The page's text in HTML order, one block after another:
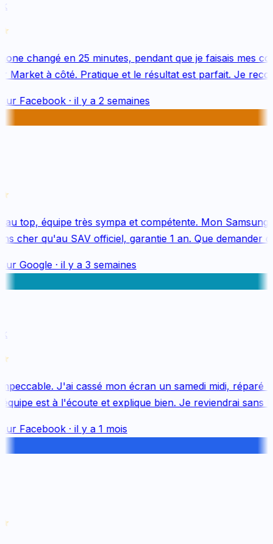
changé en 25 minutes, pendant que je faisais mes
à côté. Pratique et le résultat est parfait. Je
Facebook· il y a 2 semaines
top, équipe très sympa et compétente. Mon Samsung
cher qu'au SAV officiel, garantie 1 an. Que demander de
Google· il y a 3 semaines
J'ai cassé mon écran un samedi midi, réparé le
est à l'écoute et explique bien. Je reviendrai sans
Facebook· il y a 1 mois